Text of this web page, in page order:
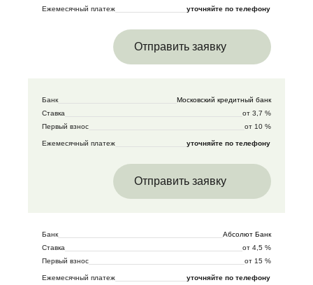
Ежемесячный платеж уточняйте по телефону
Отправить заявку
Банк
Московский кредитный банк
Ставка
от 3,7 %
Первый взнос
от 10 %
Ежемесячный платеж уточняйте по телефону
Отправить заявку
Банк
Абсолют Банк
Ставка
от 4,5 %
Первый взнос
от 15 %
Ежемесячный платеж уточняйте по телефону